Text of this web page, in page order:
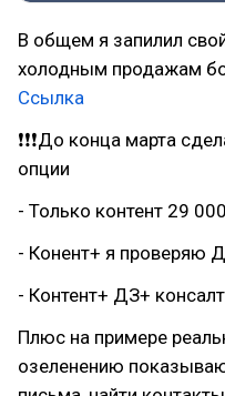
В общем я запилил
холодным продажам
Ссылка
❗❗❗До конца марта
опции
- Только контент 29
- Конент+ я проверяю
- Контент+ ДЗ+
Плюс на примере
озеленению